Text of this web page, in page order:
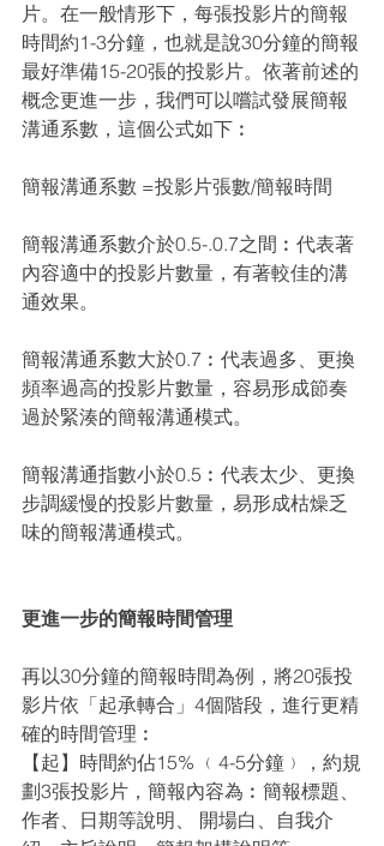
片。在一般情形下，每張投影片的簡報
時間約1-3分鐘，也就是說30分鐘的簡報
最好準備15-20張的投影片。依著前述的
概念更進一步，我們可以嚐試發展簡報
溝通系數，這個公式如下︰
簡報溝通系數 =投影片張數/簡報時間
簡報溝通系數介於0.5-.0.7之間︰代表著
內容適中的投影片數量，有著較佳的溝
通效果。
簡報溝通系數大於0.7︰代表過多、更換
頻率過高的投影片數量，容易形成節奏
過於緊湊的簡報溝通模式。
簡報溝通指數小於0.5︰代表太少、更換
步調緩慢的投影片數量，易形成枯燥乏
味的簡報溝通模式。
更進一步的簡報時間管理
再以30分鐘的簡報時間為例，將20張投
影片依「起承轉合」4個階段，進行更精
確的時間管理︰
【起】時間約佔15% ﹙4-5分鐘﹚，約規
劃3張投影片，簡報內容為︰簡報標題、
作者、日期等說明、 開場白、自我介